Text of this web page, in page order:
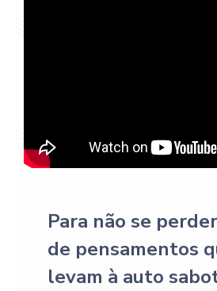
Para não se
de pensamentos
levam à auto